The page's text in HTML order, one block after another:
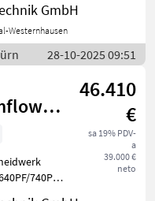
with
control by
elements
GmbH
Westernhausen
28-10-2025 09:51
m)
46.410
€
sa 19% PDV-
a
39.000 €
neto
740PF;